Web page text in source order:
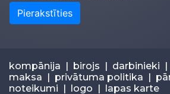
Pierakstīties
kompānija | birojs | darbinieki |
maksa | privātuma politika |
noteikumi | logo | lapas karte